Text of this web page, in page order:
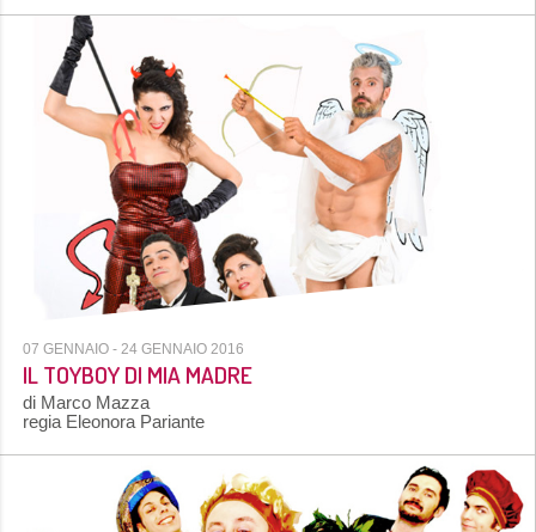
07 GENNAIO - 24 GENNAIO 2016
IL TOYBOY DI MIA MADRE
di Marco Mazza
regia Eleonora Pariante